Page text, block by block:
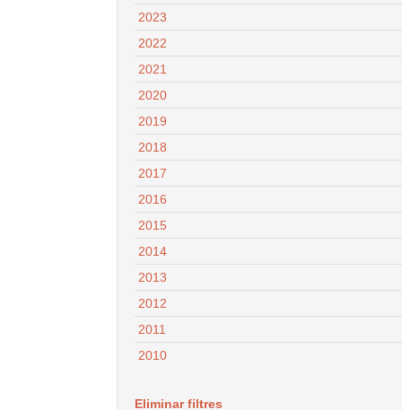
2023
2022
2021
2020
2019
2018
2017
2016
2015
2014
2013
2012
2011
2010
Eliminar filtres